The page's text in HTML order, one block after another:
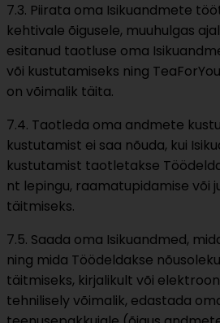
7.3. Piirata oma Isikuandmete
kehtivale õigusele, muuhulgas
esitanud taotluse oma
või kustutamiseks ning
on võimalik täita.
7.4. Taotleda oma andmete
kustutamist ei saa nõuda, kui
kustutamist taotletakse
nt lepingu, raamatupidamise või
täitmiseks.
7.5. Saada oma Isikuandmed,
ning mida Töödeldakse
täitmiseks, kirjalikult või
tehnilisely võimalik, edastada